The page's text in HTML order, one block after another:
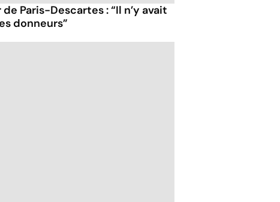
Paris-Descartes : “Il n’y avait
donneurs”